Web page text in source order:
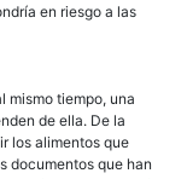
en riesgo a las
mismo tiempo, una
de ella. De la
los alimentos que
documentos que han